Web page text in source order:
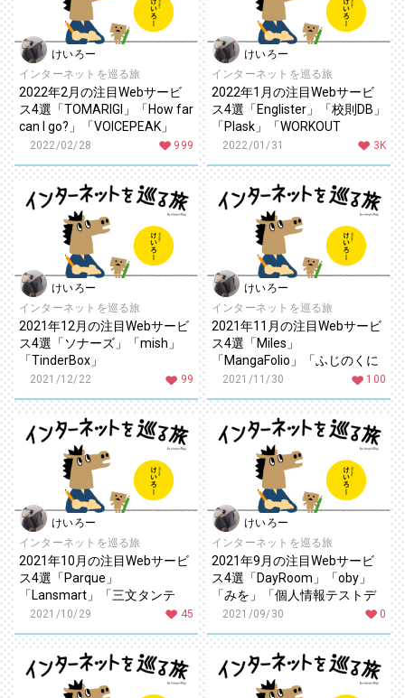
けいろー
2022/02/28
インターネットを巡る旅
2022年2月の注目Webサービ
ス4選「TOMARIGI」「How far
can I go?」「VOICEPEAK」
「neco-note」
999
けいろー
2022/01/31
インターネットを巡る旅
2022年1月の注目Webサービ
ス4選「Englister」「校則DB」
「Plask」「WORKOUT
FOOD」
3K
けいろー
2021/12/22
インターネットを巡る旅
2021年12月の注目Webサービ
ス4選「ソナーズ」「mish」
「TinderBox」
「Unmetaverse」
99
けいろー
2021/11/30
インターネットを巡る旅
2021年11月の注目Webサービ
ス4選「Miles」
「MangaFolio」「ふじのくに
メディアチャンネル」
「AImirun」
100
けいろー
2021/10/29
インターネットを巡る旅
2021年10月の注目Webサービ
ス4選「Parque」
「Lansmart」「三文タンテ
キ」「名字マップ」
45
けいろー
2021/09/30
インターネットを巡る旅
2021年9月の注目Webサービ
ス4選「DayRoom」「oby」
「みを」「個人情報テストデ
ータジェネレーター」
0